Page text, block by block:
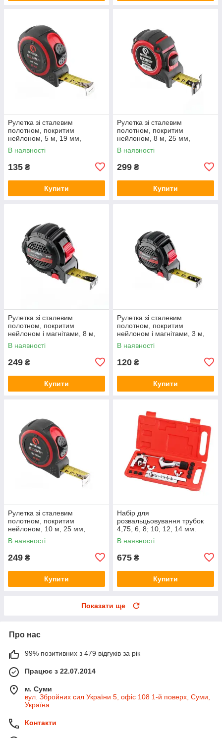
Рулетка зі сталевим
полотном, покритим
нейлоном, 5 м, 19 мм,
STORM INTERTOOL MT-0835
В наявності
135 ₴
Купити
Рулетка зі сталевим
полотном, покритим
нейлоном, 8 м, 25 мм,
STORM INTERTOOL MT-0848
В наявності
299 ₴
Купити
Рулетка зі сталевим
полотном, покритим
нейлоном і магнітами, 8 м,
25 мм, STORM INTERTOOL
MT-0828
В наявності
249 ₴
Купити
Рулетка зі сталевим
полотном, покритим
нейлоном і магнітами, 3 м,
16 мм, STORM INTERTOOL
MT-0823
В наявності
120 ₴
Купити
Рулетка зі сталевим
полотном, покритим
нейлоном, 10 м, 25 мм,
STORM INTERTOOL MT-0840
В наявності
249 ₴
Купити
Набір для
розвальцьовування трубок
4,75, 6, 8; 10, 12, 14 мм.
INTERTOOL NT-0027
В наявності
675 ₴
Купити
Показати ще
Про нас
99% позитивних з 479 відгуків за рік
Працює з 22.07.2014
м. Суми
вул. Збройних сил України 5, офіс 108 1-й поверх, Суми,
Україна
Контакти